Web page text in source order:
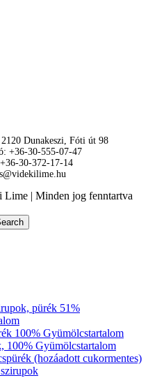
Dunakeszi, Fóti út 98
+36-30-555-07-47
30-372-17-14
| Minden jog fenntartva
pürék 51%
100% Gyümölcstartalom
100% Gyümölcstartalom
(hozáadott cukormentes)